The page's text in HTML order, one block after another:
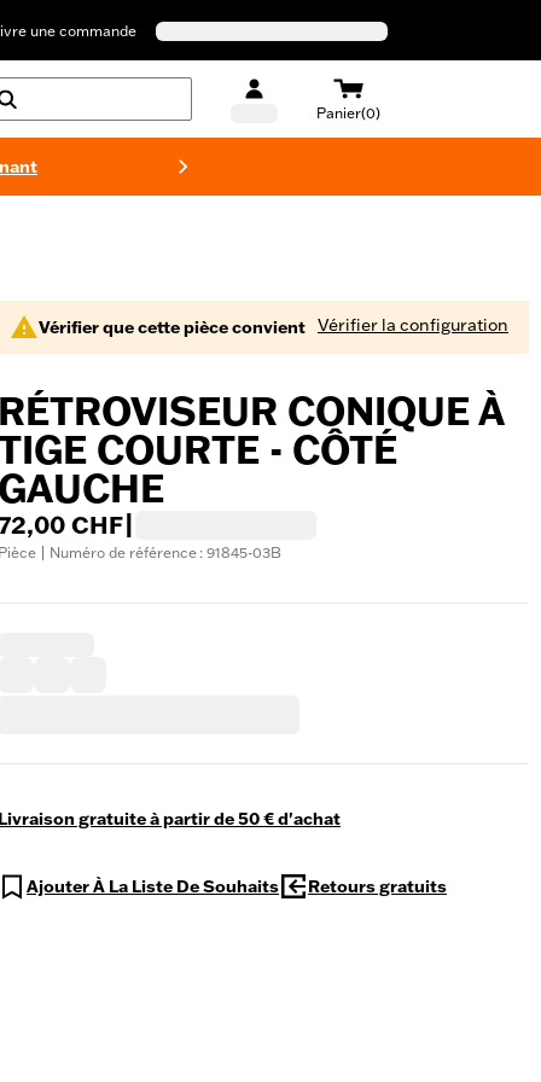
une commande
Panier(0)
Vérifier que cette pièce convient Vérifier la configuration
RÉTROVISEUR CONIQUE À
COURTE - CÔTÉ
GAUCHE
CHF
Pièce | Numéro de référence : 91845-03B
Livraison gratuite à partir de 50 € d'achat
Ajouter À La Liste De Souhaits Retours gratuits